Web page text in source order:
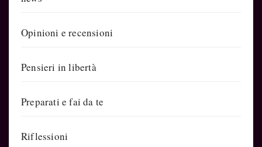
Opinioni e recensioni
Pensieri in libertà
Preparati e fai da te
Riflessioni